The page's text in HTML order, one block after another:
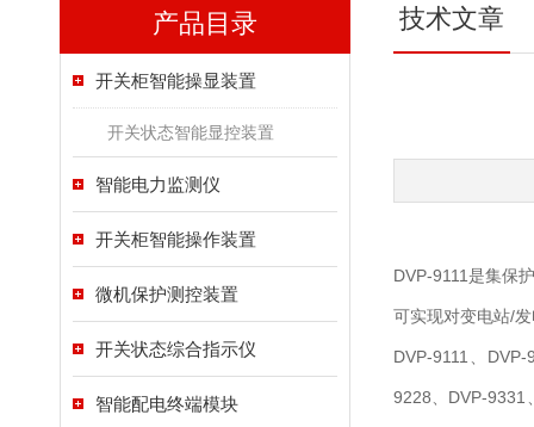
产品目录
开关柜智能操显装置
开关状态智能显控装置
智能电力监测仪
开关柜智能操作装置
微机保护测控装置
开关状态综合指示仪
智能配电终端模块
技术文章
DVP-9111是集保
可实现对变电站/
DVP-9111、
9228、DVP-9331